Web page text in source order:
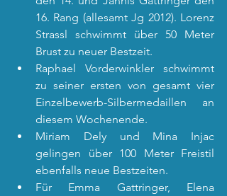
16. Rang (allesamt Jg 2012). Lorenz
Strassl schwimmt über 50 Meter
Brust zu neuer Bestzeit.
Raphael Vorderwinkler schwimmt
zu seiner ersten von gesamt vier
Einzelbewerb-Silbermedaillen an
diesem Wochenende.
Miriam Dely und Mina Injac
gelingen über 100 Meter Freistil
ebenfalls neue Bestzeiten.
Für Emma Gattringer, Elena